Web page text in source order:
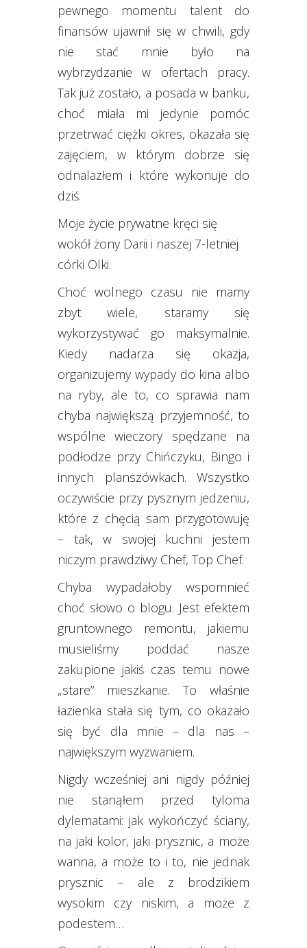
pewnego momentu talent do
finansów ujawnił się w chwili, gdy
nie stać mnie było na
wybrzydzanie w ofertach pracy.
Tak już zostało, a posada w banku,
choć miała mi jedynie pomóc
przetrwać ciężki okres, okazała się
zajęciem, w którym dobrze się
odnalazłem i które wykonuje do
dziś.
Moje życie prywatne kręci się
wokół żony Darii i naszej 7-letniej
córki Olki.
Choć wolnego czasu nie mamy
zbyt wiele, staramy się
wykorzystywać go maksymalnie.
Kiedy nadarza się okazja,
organizujemy wypady do kina albo
na ryby, ale to, co sprawia nam
chyba największą przyjemność, to
wspólne wieczory spędzane na
podłodze przy Chińczyku, Bingo i
innych planszówkach. Wszystko
oczywiście przy pysznym jedzeniu,
które z chęcią sam przygotowuję
– tak, w swojej kuchni jestem
niczym prawdziwy Chef, Top Chef.
Chyba wypadałoby wspomnieć
choć słowo o blogu. Jest efektem
gruntownego remontu, jakiemu
musieliśmy poddać nasze
zakupione jakiś czas temu nowe
„stare” mieszkanie. To właśnie
łazienka stała się tym, co okazało
się być dla mnie – dla nas –
największym wyzwaniem.
Nigdy wcześniej ani nigdy później
nie stanąłem przed tyloma
dylematami: jak wykończyć ściany,
na jaki kolor, jaki prysznic, a może
wanna, a może to i to, nie jednak
prysznic – ale z brodzikiem
wysokim czy niskim, a może z
podestem…